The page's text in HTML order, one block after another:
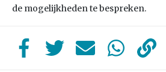
de mogelijkheden te bespreken.